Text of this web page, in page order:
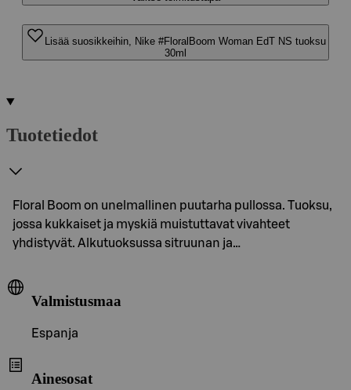
Lisää suosikkeihin, Nike #FloralBoom Woman EdT NS tuoksu
30ml
Tuotetiedot
Floral Boom on unelmallinen puutarha pullossa. Tuoksu,
jossa kukkaiset ja myskiä muistuttavat vivahteet
yhdistyvät. Alkutuoksussa sitruunan ja…
Valmistusmaa
Espanja
Ainesosat